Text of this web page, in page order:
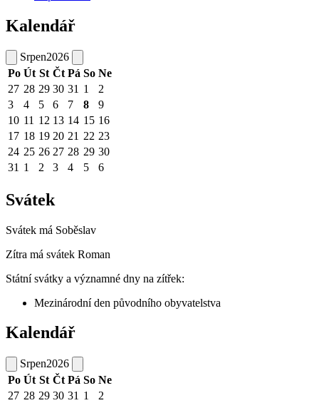
Kalendář
Srpen2026
Po Út St Čt Pá So Ne
27 28 29 30 31 1
2
3
4 5 6 7 8
9
10 11 12 13 14 15 16
17 18 19 20 21 22 23
24 25 26 27 28 29 30
31 1 2 3 4 5 6
Svátek
Svátek má Soběslav
Zítra má svátek Roman
Státní svátky a významné dny na zítřek:
Mezinárodní den původního obyvatelstva
Kalendář
Srpen2026
Po Út St Čt Pá So Ne
27 28 29 30 31 1
2